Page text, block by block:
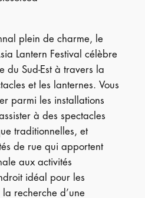
plein de charme, le
Lantern Festival célèbre
du Sud-Est à travers la
et les lanternes. Vous
parmi les installations
à des spectacles
traditionnelles, et
de rue qui apportent
aux activités
idéal pour les
recherche d’une